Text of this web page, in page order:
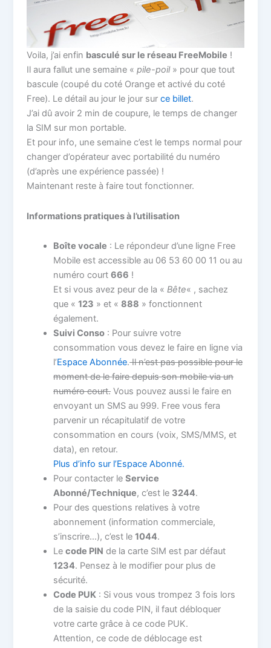
Voila, j’ai enfin basculé sur le réseau FreeMobile !
Il aura fallut une semaine «pile-poil» pour que tout
bascule (coupé du coté Orange et activé du coté
Free). Le détail au jour le jour surce billet.
J’ai dû avoir 2 min de coupure, le temps de changer
la SIM sur mon portable.
Et pour info, une semaine c’est le temps normal pour
changer d’opérateur avec portabilité du numéro
(d’après une expérience passée) !
Maintenant reste à faire tout fonctionner.
Informations pratiques à l’utilisation
Boîte vocale : Le répondeur d’une ligne Free
Mobile est accessible au 06 53 60 00 11 ou au
numéro court666 !
Et si vous avez peur de la «Bête« , sachez
que «123 » et «888 » fonctionnent
également.
Suivi Conso : Pour suivre votre
consommation vous devez le faire en ligne via
l’Espace Abonnée.Il n’est pas possible pour le
moment de le faire depuis son mobile via un
numéro court. Vous pouvez aussi le faire en
envoyant un SMS au 999. Free vous fera
parvenir un récapitulatif de votre
consommation en cours (voix, SMS/MMS, et
data), en retour.
Plus d’info sur l’Espace Abonné.
Pour contacter leService
Abonné/Technique, c’est le 3244.
Pour des questions relatives à votre
abonnement (information commerciale,
s’inscrire…), c’est le1044.
Lecode PIN de la carte SIM est par défaut
1234. Pensez à le modifier pour plus de
sécurité.
Code PUK : Si vous vous trompez 3 fois lors
de la saisie du code PIN, il faut débloquer
votre carte grâce à ce code PUK.
Attention, ce code de déblocage est